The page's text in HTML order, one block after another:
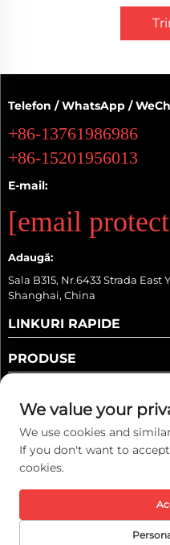
Telefon / WhatsApp /
+86-13761986986
+86-15201956013
E-mail:
[email
Adaugă:
Sala B315, Nr.6433 Strada
Shanghai, China
LINKURI RAPIDE
PRODUSE
Copyright © 2026 Kaiwei
Toate drepturile
We value your
We use cookies and
If you don't want to
cookies.